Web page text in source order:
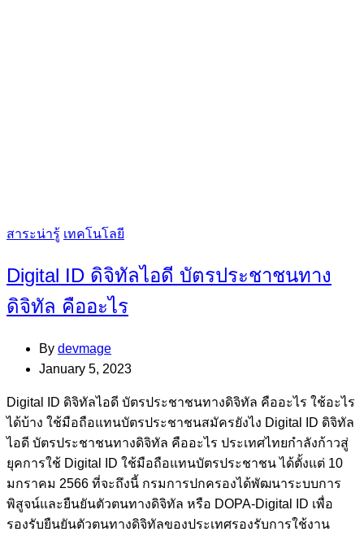
Categories
สาระน่ารู้ เทคโนโลยี
Digital ID ดิจิทัลไอดี บัตรประชาชนทาง
ดิจิทัล คืออะไร
By devmage
January 5, 2023
Digital ID ดิจิทัลไอดี บัตรประชาชนทางดิจิทัล คืออะไร ใช้อะไร
ได้บ้าง ใช้มือถือแทนบัตรประชาชนสมัครยังไง Digital ID ดิจิทัล
ไอดี บัตรประชาชนทางดิจิทัล คืออะไร ประเทศไทยกำลังก้าวสู่
ยุคการใช้ Digital ID ใช้มือถือแทนบัตรประชาชน ได้ตั้งแต่ 10
มกราคม 2566 ที่จะถึงนี้ กรมการปกครองได้พัฒนาระบบการ
พิสูจน์และยืนยันตัวตนทางดิจิทัล หรือ DOPA-Digital ID เพื่อ
รองรับยืนยันตัวตนทางดิจิทัลของประเทศรองรับการใช้งาน